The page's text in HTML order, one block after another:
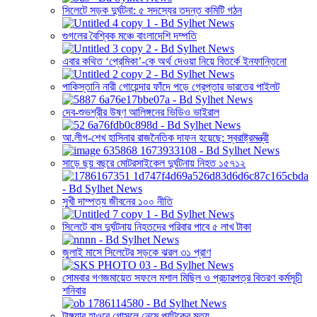
সিলেটে সড়ক দুর্ঘটনা: ৫ সদস্যের তদন্ত কমিটি গঠন
গুগলের বৈশ্বিক মঞ্চে বাংলাদেশি দম্পতি
এবার কথিত ‘প্রেমিকা’-কে অর্থ দেওয়া নিয়ে বিতর্কে ইনফান্তিনো
পাকিস্তানি নারী গোয়েন্দার ফাঁদে পড়ে গ্রেপ্তার ভারতের পাইলট
দেব-শুভশ্রীর উষ্ণ আলিঙ্গনের ভিডিও ভাইরাল
আ.লীগ-শেখ হাসিনার রাজনৈতিক দাফন হয়েছে: স্বরাষ্ট্রমন্ত্রী
সাড়ে ছয় বছরে মোটরসাইকেল দুর্ঘটনায় নিহত ১৫৭১২
সুখী দাম্পত্য জীবনের ১০০ নীতি
সিলেটে বাস দুর্ঘটনায় নিহতদের পরিবার পাবে ৫ লাখ টাকা
জুলাই মাসে সিলেটের সড়কে ঝরল ৩১ প্রাণ
সোমবার গণজমায়েত সফলে মশাল মিছিল ও প্রচারপত্র বিতরণ কর্মসূচী
শনিবার